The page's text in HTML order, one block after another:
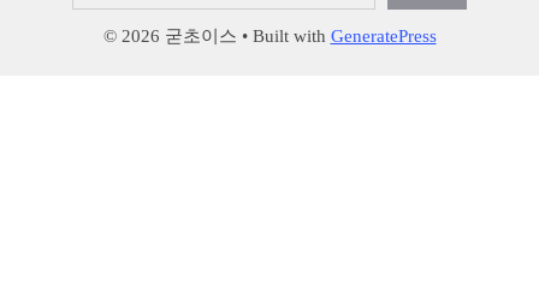
© 2026 굳초이스 • Built with GeneratePress